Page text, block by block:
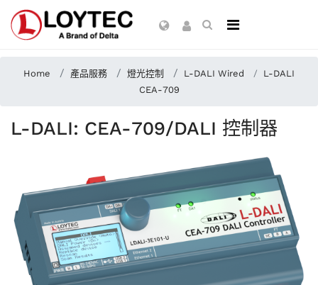
Home 產品服務 燈光控制 L-DALI Wired
L-DALI
CEA-709
L-DALI: CEA-709/DALI 控制器